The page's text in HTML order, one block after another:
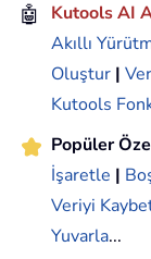
🤖 Kutools AI
Akıllı
Oluştur |
Kutools
Popüler
İşaretle |
Veriyi
Yuvarla...